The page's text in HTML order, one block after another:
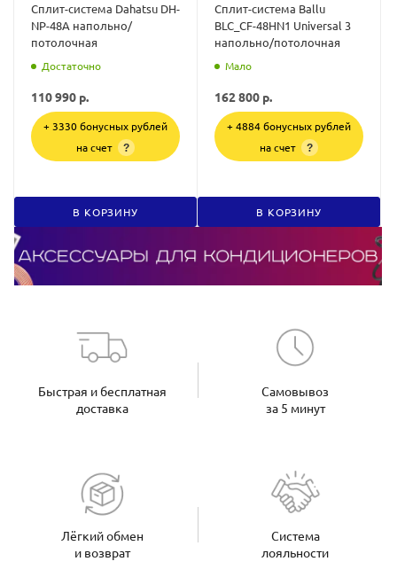
Сплит-система Dahatsu DH-
NP-48A напольно/
потолочная
Достаточно
110 990 р.
+ 3330 бонусных рублей
на счет
?
В КОРЗИНУ
Сплит-система Ballu
BLC_CF-48HN1 Universal 3
напольно/потолочная
Мало
162 800 р.
+ 4884 бонусных рублей
на счет
?
В КОРЗИНУ
Быстрая и бесплатная
доставка
Самовывоз
за 5 минут
Лёгкий обмен
и возврат
Система
лояльности